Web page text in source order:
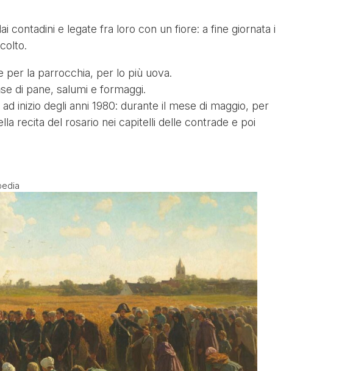
contadini e legate fra loro con un fiore: a fine giornata i
per la parrocchia, per lo più uova.
di pane, salumi e formaggi.
inizio degli anni 1980: durante il mese di maggio, per
recita del rosario nei capitelli delle contrade e poi